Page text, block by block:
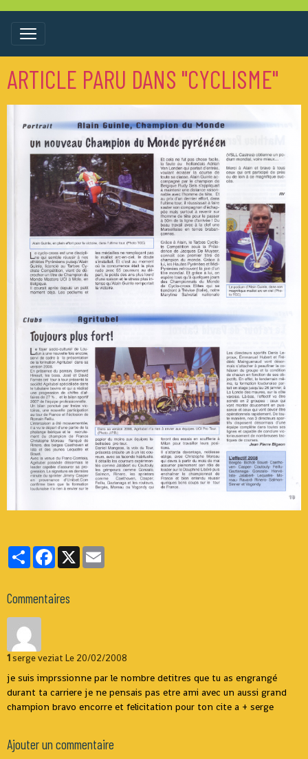
ARTICLE PARU DANS "CYCLISME"
PartagerFacebook
X
Commentaires
1serge veziat Le 20/02/2008
je suis imprssionne par le nombre detitres que tu as engrangé
durant ta carriere je ne pensais pas etre ami avec un aussi grand
champion bravo encorre et felicitation pour ton cite a + serge
Ajouter un commentaire